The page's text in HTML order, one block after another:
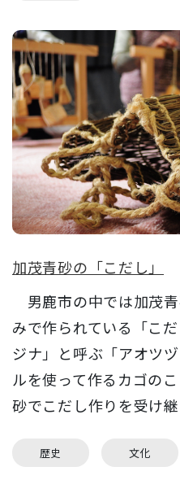
加茂青砂の「こだし」
男鹿市の中では加茂
みで作られている「こ
ジナ」と呼ぶ「アオツ
ルを使って作るカゴの
砂でこだし作りを受け
歴史 文化